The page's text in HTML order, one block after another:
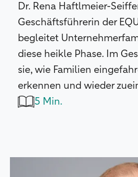
Dr. Rena Haftlmeier-
Geschäftsführerin der
begleitet
diese heikle Phase. Im
sie, wie Familien
erkennen und wieder
5 Min.